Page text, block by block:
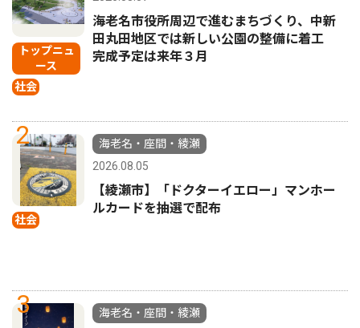
トップニュ
ース
社会
海老名市役所周辺で進むまちづくり、中新
田丸田地区では新しい公園の整備に着工
完成予定は来年３月
2
社会
海老名・座間・綾瀬
2026.08.05
【綾瀬市】「ドクターイエロー」マンホー
ルカードを抽選で配布
3
海老名・座間・綾瀬